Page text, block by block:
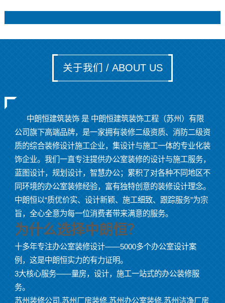
关于我们 / ABOUT US
中朗恒建筑装饰 是 中朗恒建筑装饰工程（苏州）有限
公司旗下高端品牌，是一家拥有装修二级资质、消防二级资
质的综合装修设计施工企业，集设计与施工一体的专业化装
饰企业。我们一直专注提供办公室装修的设计与施工服务，
蓝图设计，规划设计，智慧办公；累积了对各种不同地区不
同环境的办公室装修经验，富有独特创意的装修设计理念。
中朗恒以“质优价实、设计新颖、施工细致、跟踪服务”为宗
旨，全心全意为每一位消费者带来满意的服务。
为什么选择中朗恒？
十多年专注办公室装修设计——5000多个办公室设计案
例，这是中朗恒实力的有力证明。
3大核心服务——量房，设计，施工一站式的办公装修服
务。
苏州装修公司,苏州厂房装修,苏州办公室装修,苏州洁净厂房